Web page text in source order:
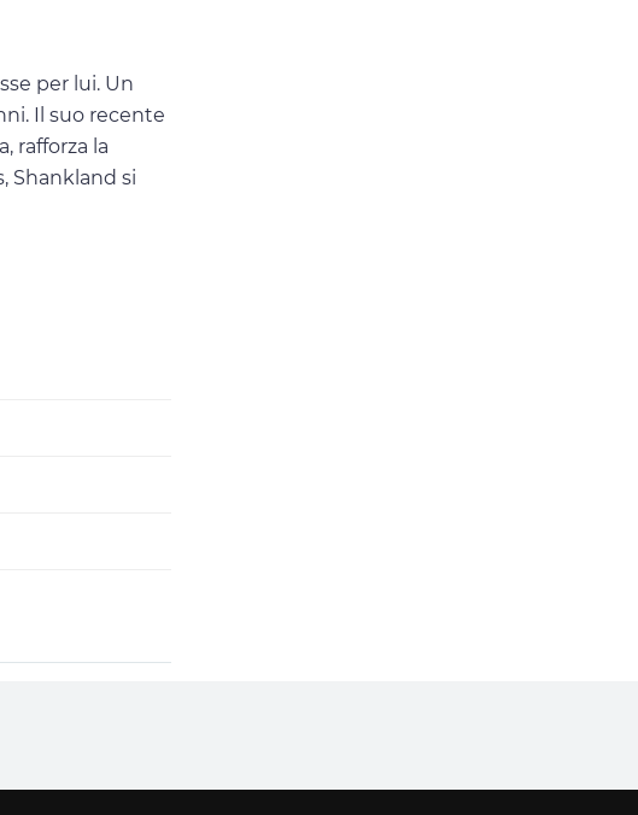
per lui. Un
Il suo recente
rafforza la
Shankland si